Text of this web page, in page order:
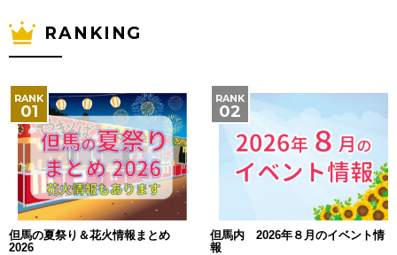
RANKING
但馬の夏祭り＆花火情報まとめ
2026
但馬内 2026年８月のイベント情
報